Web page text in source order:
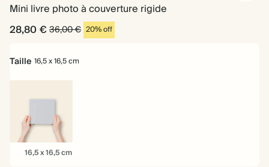
Mini livre photo à couverture rigide
28,80 € 36,00 € 20% off
Taille 16,5 x 16,5 cm
16,516,5 x 16,5 cm